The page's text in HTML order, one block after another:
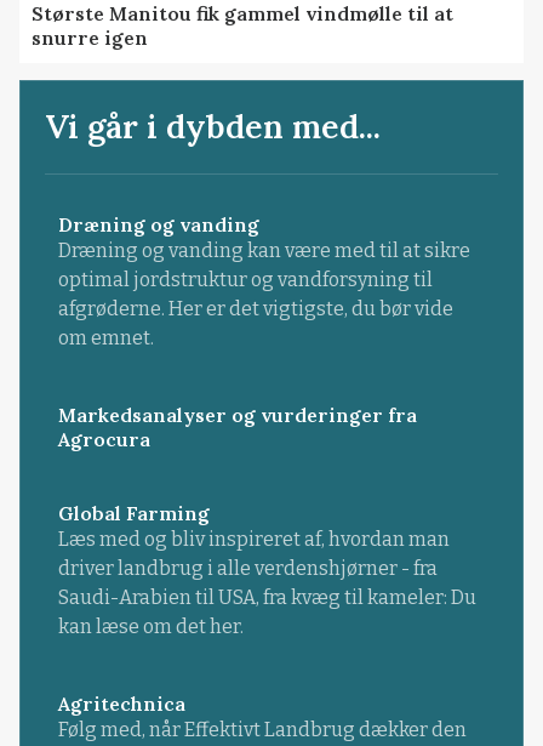
Største Manitou fik gammel vindmølle til at
snurre igen
Vi går i dybden med...
Dræning og vanding
Dræning og vanding kan være med til at sikre
optimal jordstruktur og vandforsyning til
afgrøderne. Her er det vigtigste, du bør vide
om emnet.
Markedsanalyser og vurderinger fra
Agrocura
Global Farming
Læs med og bliv inspireret af, hvordan man
driver landbrug i alle verdenshjørner - fra
Saudi-Arabien til USA, fra kvæg til kameler: Du
kan læse om det her.
Agritechnica
Følg med, når Effektivt Landbrug dækker den